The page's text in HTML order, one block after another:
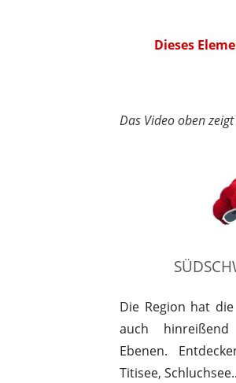
Dieses
Das Video oben
Die Region hat
auch
Ebenen.
Titisee,